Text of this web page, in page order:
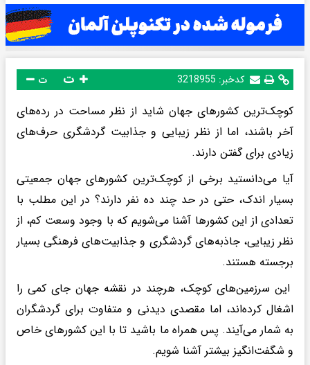
کدخبر: 3218955 ت
کوچک‌ترین کشورهای جهان شاید از نظر مساحت در رده‌های
آخر باشند، اما از نظر زیبایی و جذابیت گردشگری حرف‌های
زیادی برای گفتن دارند.
آیا می‌دانستید برخی از کوچک‌ترین کشورهای جهان جمعیتی
بسیار اندک، حتی در حد چند ده نفر دارند؟ در این مطلب با
تعدادی از این کشورها آشنا می‌شویم که با وجود وسعت کم، از
نظر زیبایی، جاذبه‌های گردشگری و جذابیت‌های فرهنگی بسیار
برجسته‌ هستند.
این سرزمین‌های کوچک، هرچند در نقشه جهان جای کمی را
اشغال کرده‌اند، اما مقصدی دیدنی و متفاوت برای گردشگران
به شمار می‌آیند. پس همراه ما باشید تا با این کشورهای خاص
و شگفت‌انگیز بیشتر آشنا شویم.